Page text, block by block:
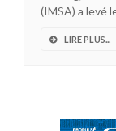
(IMSA) a levé
LIRE PLUS...